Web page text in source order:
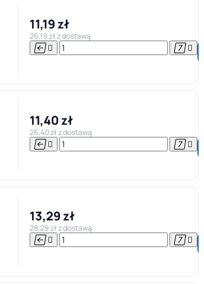
11,19 zł
26,19 zł z dostawą
   
11,40 zł
26,40 zł z dostawą
   
13,29 zł
28,29 zł z dostawą
   